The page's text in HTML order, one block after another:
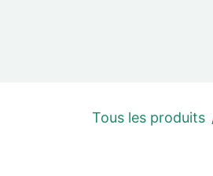
Tous les produits